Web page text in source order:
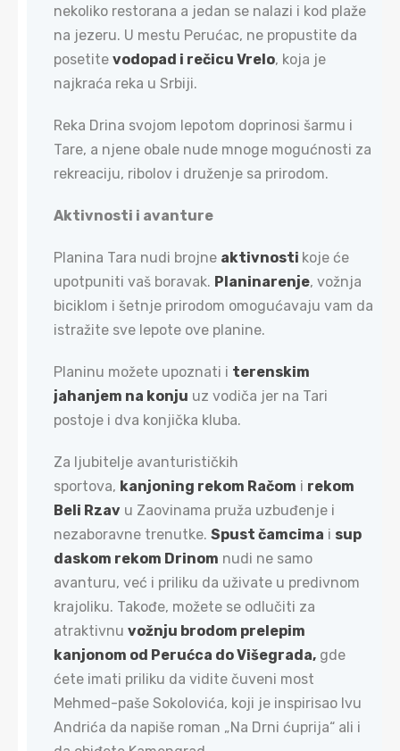
nekoliko restorana a jedan se nalazi i kod plaže
na jezeru. U mestu Perućac, ne propustite da
posetite vodopad i rečicu Vrelo, koja je
najkraća reka u Srbiji.
Reka Drina svojom lepotom doprinosi šarmu i
Tare, a njene obale nude mnoge mogućnosti za
rekreaciju, ribolov i druženje sa prirodom.
Aktivnosti i avanture​
Planina Tara nudi brojne aktivnosti koje će
upotpuniti vaš boravak. Planinarenje, vožnja
biciklom i šetnje prirodom omogućavaju vam da
istražite sve lepote ove planine.
Planinu možete upoznati i terenskim
jahanjem na konju uz vodiča jer na Tari
postoje i dva konjička kluba.
Za ljubitelje avanturističkih
sportova, kanjoning rekom Račom i rekom
Beli Rzav u Zaovinama pruža uzbuđenje i
nezaboravne trenutke. Spust čamcima i sup
daskom rekom Drinom nudi ne samo
avanturu, već i priliku da uživate u predivnom
krajoliku. Takođe, možete se odlučiti za
atraktivnu vožnju brodom prelepim
kanjonom od Perućca do Višegrada, gde
ćete imati priliku da vidite čuveni most
Mehmed-paše Sokolovića, koji je inspirisao Ivu
Andrića da napiše roman „Na Drni ćuprija“ ali i